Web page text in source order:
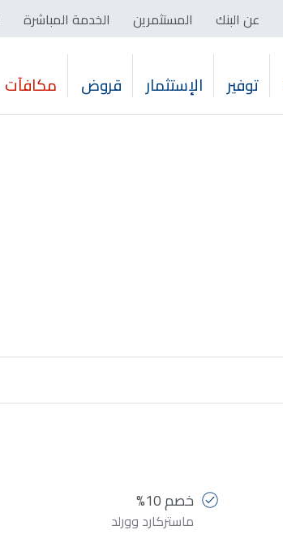
عن البنك المستثمرين الخدمة المباشرة
توفير الإستثمار قروض مكافآت
خصم 10%
ماستركارد وورلد